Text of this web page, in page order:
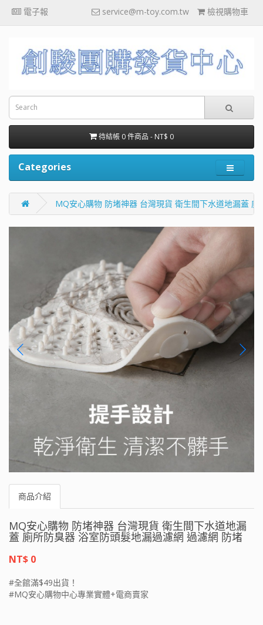
電子報 service@m-toy.com.tw 檢視購物車
待結帳 0 件商品 - NT$ 0
Categories
MQ安心購物 防堵神器 台灣現貨 衛生間下水道地漏蓋
商品介紹
MQ安心購物 防堵神器 台灣現貨 衛生間下水道地漏
蓋 廁所防臭器 浴室防頭髮地漏過濾網 過濾網 防堵
NT$ 0
#全館滿$49出貨！
#MQ安心購物中心專業實體+電商賣家